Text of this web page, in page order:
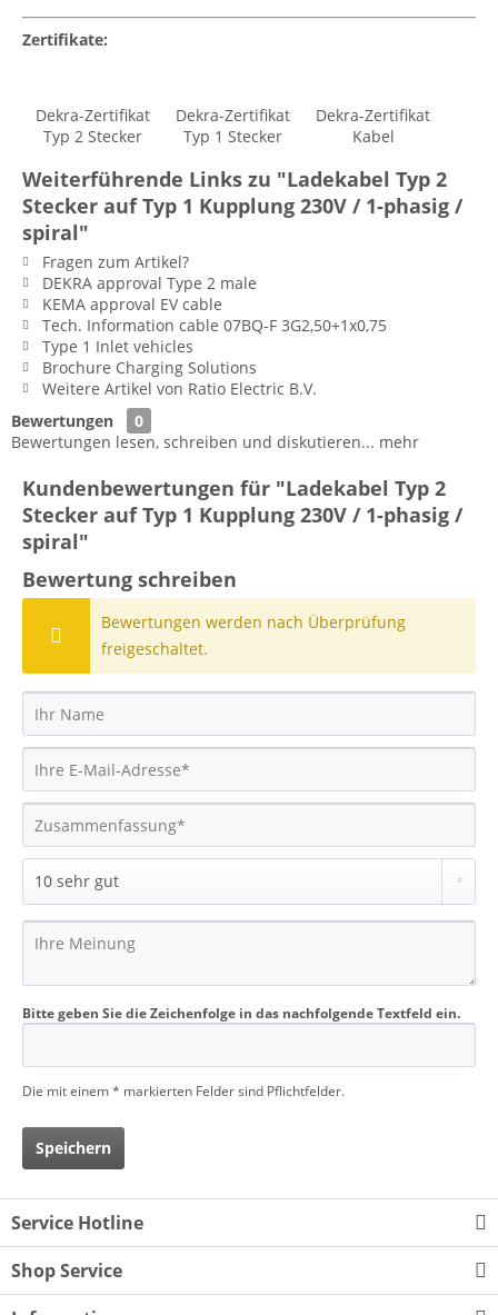
Zertifikate:
Dekra-Zertifikat
Typ 2 Stecker
Dekra-Zertifikat
Typ 1 Stecker
Dekra-Zertifikat
Kabel
Weiterführende Links zu "Ladekabel Typ 2
Stecker auf Typ 1 Kupplung 230V / 1-phasig /
spiral"
Fragen zum Artikel?
DEKRA approval Type 2 male
KEMA approval EV cable
Tech. Information cable 07BQ-F 3G2,50+1x0,75
Type 1 Inlet vehicles
Brochure Charging Solutions
Weitere Artikel von Ratio Electric B.V.
Bewertungen
0
Bewertungen lesen, schreiben und diskutieren... mehr
Kundenbewertungen für "Ladekabel Typ 2
Stecker auf Typ 1 Kupplung 230V / 1-phasig /
spiral"
Bewertung schreiben
Bewertungen werden nach Überprüfung
freigeschaltet.
Bitte geben Sie die Zeichenfolge in das nachfolgende Textfeld ein.
Die mit einem * markierten Felder sind Pflichtfelder.
Speichern
Service Hotline
Shop Service